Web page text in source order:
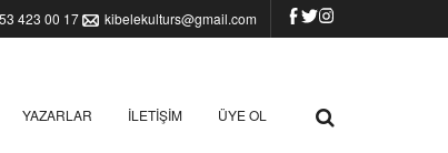
423 00 17 kibelekulturs@gmail.com
YAZARLAR İLETIŞIM ÜYE OL